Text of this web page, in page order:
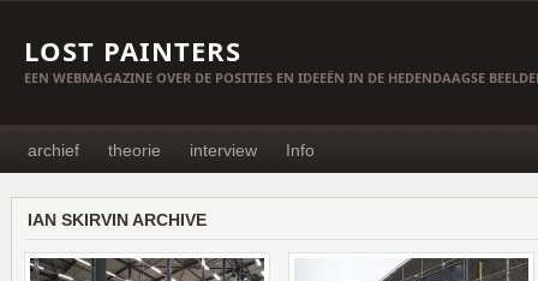
LOST PAINTERS
EEN WEBMAGAZINE OVER DE POSITIES EN IDEEËN IN DE HEDENDAAGSE
archief theorie interview Info
IAN SKIRVIN ARCHIVE